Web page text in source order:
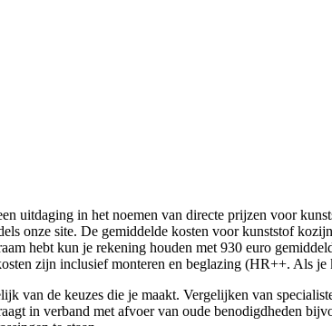
uitdaging in het noemen van directe prijzen voor
onze site. De gemiddelde kosten voor kunststof
hebt kun je rekening houden met 930 euro
zijn inclusief monteren en beglazing (HR++. Als
de keuzes die je maakt. Vergelijken van
in verband met afvoer van oude benodigdheden